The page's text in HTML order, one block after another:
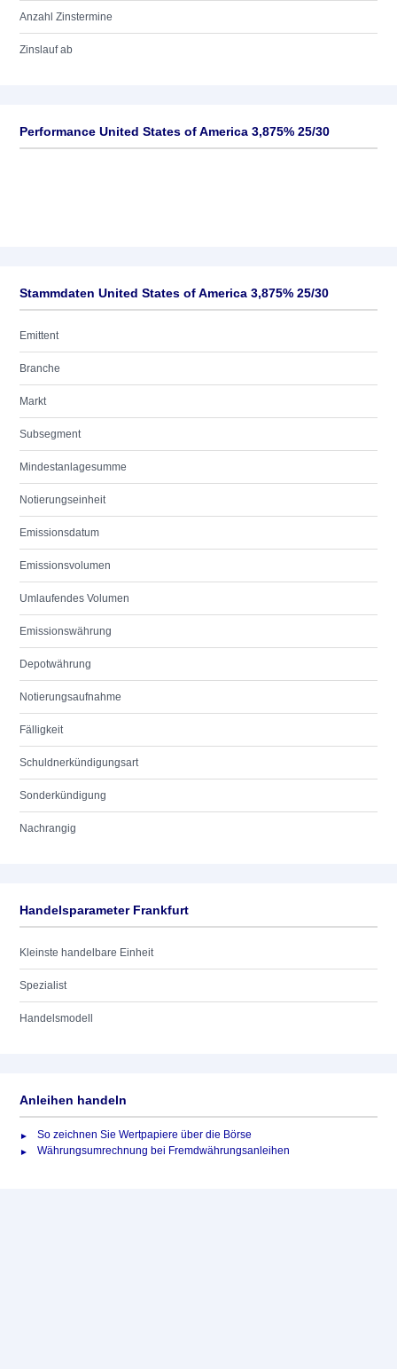
Anzahl Zinstermine
Zinslauf ab
Performance United States of America 3,875% 25/30
Stammdaten United States of America 3,875% 25/30
Emittent
Branche
Markt
Subsegment
Mindestanlagesumme
Notierungseinheit
Emissionsdatum
Emissionsvolumen
Umlaufendes Volumen
Emissionswährung
Depotwährung
Notierungsaufnahme
Fälligkeit
Schuldnerkündigungsart
Sonderkündigung
Nachrangig
Handelsparameter Frankfurt
Kleinste handelbare Einheit
Spezialist
Handelsmodell
Anleihen handeln
So zeichnen Sie Wertpapiere über die Börse
Währungsumrechnung bei Fremdwährungsanleihen